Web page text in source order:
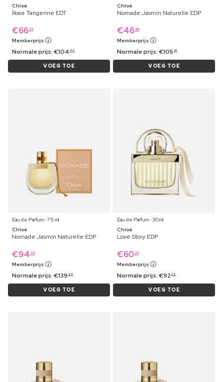
Chloé
Rose Tangerine EDT
€6639
Memberprijs
Normale prijs:€104 99
VOEG TOE
Chloé
Nomade Jasmin Naturelle EDP
€4649
Memberprijs
Normale prijs:€105 19
VOEG TOE
Eau de Parfum ⋅ 75 ml
Chloé
Nomade Jasmin Naturelle EDP
€94 39
Memberprijs
Normale prijs:€139 99
VOEG TOE
Eau de Parfum ⋅ 30 ml
Chloé
Love Story EDP
€60 29
Memberprijs
Normale prijs:€92 39
VOEG TOE